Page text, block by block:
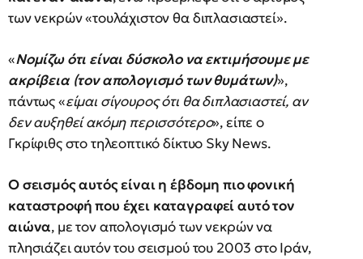
των νεκρών «τουλάχιστον θα διπλασιαστεί».
«Νομίζω ότι είναι δύσκολο να εκτιμήσουμε με
ακρίβεια (τον απολογισμό των θυμάτων)»,
πάντως «είμαι σίγουρος ότι θα διπλασιαστεί, αν
δεν αυξηθεί ακόμη περισσότερο», είπε ο
Γκρίφιθς στο τηλεοπτικό δίκτυο Sky News.
Ο σεισμός αυτός είναι η έβδομη πιο φονική
καταστροφή που έχει καταγραφεί αυτό τον
αιώνα, με τον απολογισμό των νεκρών να
πλησιάζει αυτόν του σεισμού του 2003 στο Ιράν,